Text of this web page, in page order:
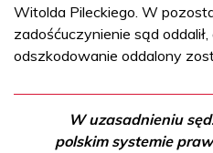
Witolda Pileckiego. W
zadośćuczynienie sąd
odszkodowanie oddalony
W uzasadnieniu
polskim systemie